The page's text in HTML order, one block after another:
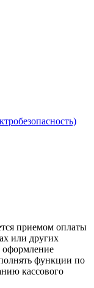
приемом оплаты
или других
оформление
функции по
кассового